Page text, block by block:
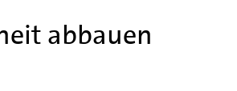
abbauen